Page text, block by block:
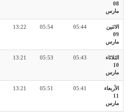
08
مارس
الاثنين
09
مارس
05:44
05:54
13:22
الثلاثاء
10
مارس
05:43
05:53
13:21
الأربعاء
11
مارس
05:41
05:51
13:21